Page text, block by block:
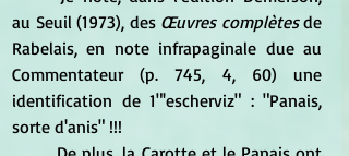
au Seuil (1973), des Œuvres complètes de
Rabelais, en note infrapaginale due au
Commentateur (p. 745, 4, 60) une
identification de 1"'escherviz" : "Panais,
sorte d'anis" !!!